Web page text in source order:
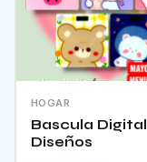
HOGAR
Bascula Digital
Diseños